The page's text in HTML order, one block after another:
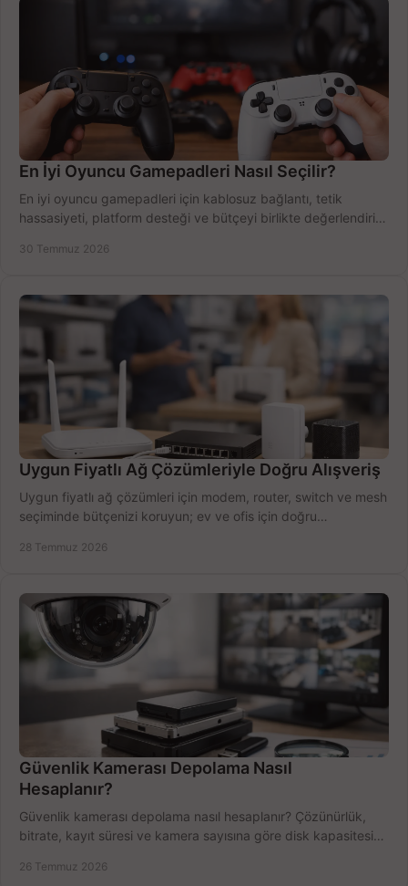
En İyi Oyuncu Gamepadleri Nasıl Seçilir?
En iyi oyuncu gamepadleri için kablosuz bağlantı, tetik
hassasiyeti, platform desteği ve bütçeyi birlikte değerlendirin;
30 Temmuz 2026
Uygun Fiyatlı Ağ Çözümleriyle Doğru Alışveriş
Uygun fiyatlı ağ çözümleri için modem, router, switch ve mesh
seçiminde bütçenizi koruyun; ev ve ofis için doğru
28 Temmuz 2026
Güvenlik Kamerası Depolama Nasıl
Hesaplanır?
Güvenlik kamerası depolama nasıl hesaplanır? Çözünürlük,
bitrate, kayıt süresi ve kamera sayısına göre disk kapasitesini
26 Temmuz 2026